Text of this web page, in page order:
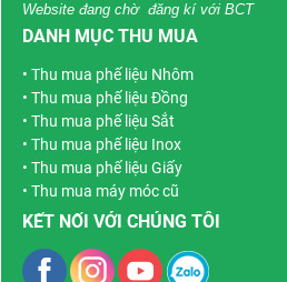
điện cũ, máy móc thanh
lý, trạm biến áp cũ
nhiều loại phế thải công
nghiệp khác .
Website đang chờ đăng kí với BCT
DANH MỤC THU MUA
• Thu mua phế liệu Nhôm
• Thu mua phế liệu Đồng
• Thu mua phế liệu Sắt
• Thu mua phế liệu Inox
• Thu mua phế liệu Giấy
• Thu mua máy móc cũ
KẾT NỐI VỚI CHÚNG TÔI